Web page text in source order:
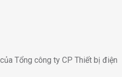
Tổng công ty CP Thiết bị điện